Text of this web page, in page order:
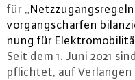
für „
vor­gang­s­char­fen
nung für
Seit dem 1. Juni 2021
pflich­tet, auf